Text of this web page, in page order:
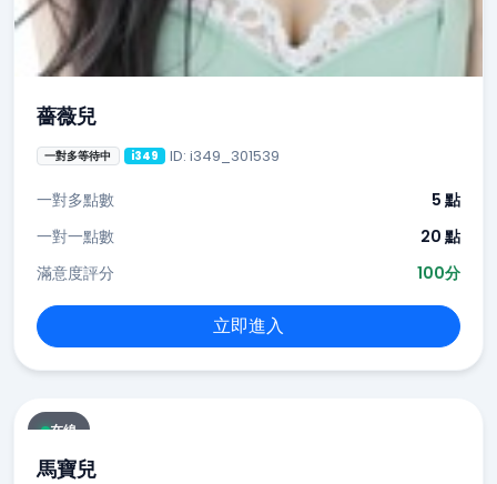
薔薇兒
一對多等待中 i349 ID: i349_301539
一對多點數
5 點
一對一點數
20 點
滿意度評分
100分
立即進入
在線
馬寶兒